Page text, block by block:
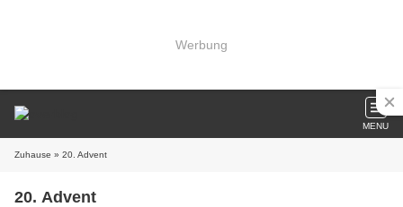
Werbung
MENU
Zuhause » 20. Advent
20. Advent